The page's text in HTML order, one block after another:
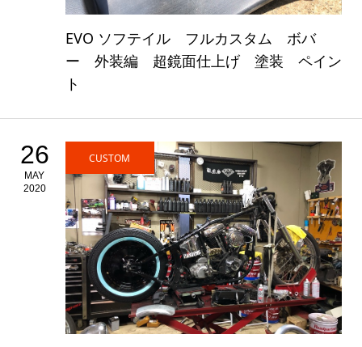
EVO ソフテイル フルカスタム ボバ
ー 外装編 超鏡面仕上げ 塗装 ペイン
ト
26
MAY
2020
CUSTOM